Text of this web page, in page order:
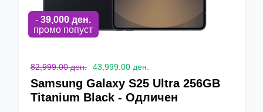
- 39,000 ден.
промо попуст
82,999.00 ден. 43,999.00 ден.
Samsung Galaxy S25 Ultra 256GB
Titanium Black - Одличен